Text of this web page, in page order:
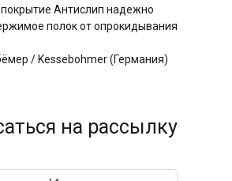
Антислип надежно
полок от опрокидывания
/ Kessebohmer (Германия)
на рассылку